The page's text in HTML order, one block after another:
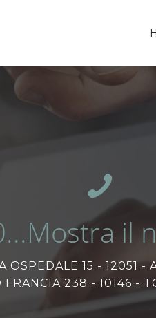
il
OSPEDALE 15 - 12051 -
FRANCIA 238 - 10146 -